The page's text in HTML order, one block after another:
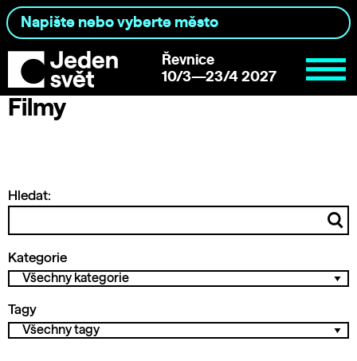
Řevnice
10/3—23/4 2027
Filmy
Hledat:
Kategorie
Tagy